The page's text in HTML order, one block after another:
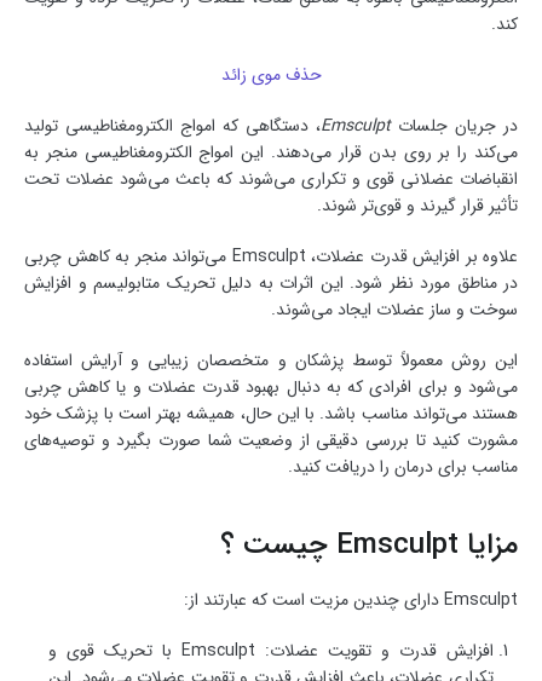
کند.
حذف موی زائد
در جریان جلساتEmsculpt، دستگاهی که امواج الکترومغناطیسی تولید
می‌کند را بر روی بدن قرار می‌دهند. این امواج الکترومغناطیسی منجر به
انقباضات عضلانی قوی و تکراری می‌شوند که باعث می‌شود عضلات تحت
تأثیر قرار گیرند و قوی‌تر شوند.
علاوه بر افزایش قدرت عضلات، Emsculpt می‌تواند منجر به کاهش چربی
در مناطق مورد نظر شود. این اثرات به دلیل تحریک متابولیسم و افزایش
سوخت و ساز عضلات ایجاد می‌شوند.
این روش معمولاً توسط پزشکان و متخصصان زیبایی و آرایش استفاده
می‌شود و برای افرادی که به دنبال بهبود قدرت عضلات و یا کاهش چربی
هستند می‌تواند مناسب باشد. با این حال، همیشه بهتر است با پزشک خود
مشورت کنید تا بررسی دقیقی از وضعیت شما صورت بگیرد و توصیه‌های
مناسب برای درمان را دریافت کنید.
مزایا Emsculpt چیست ؟
Emsculpt دارای چندین مزیت است که عبارتند از:
افزایش قدرت و تقویت عضلات: Emsculpt با تحریک قوی و